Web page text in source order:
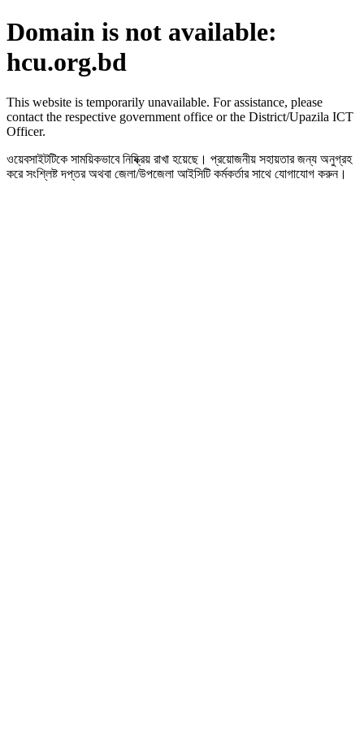
Domain is not available:
hcu.org.bd
This website is temporarily unavailable. For assistance, please
contact the respective government office or the District/Upazila ICT
Officer.
ওয়েবসাইটটিকে সাময়িকভাবে নিষ্ক্রিয় রাখা হয়েছে। প্রয়োজনীয় সহায়তার জন্য অনুগ্রহ
করে সংশ্লিষ্ট দপ্তর অথবা জেলা/উপজেলা আইসিটি কর্মকর্তার সাথে যোগাযোগ করুন।